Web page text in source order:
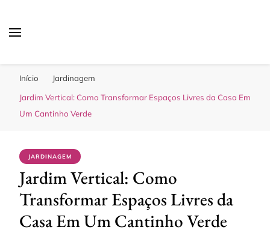
Início
Jardinagem
Jardim Vertical: Como Transformar Espaços Livres da Casa Em
Um Cantinho Verde
JARDINAGEM
Jardim Vertical: Como
Transformar Espaços Livres da
Casa Em Um Cantinho Verde